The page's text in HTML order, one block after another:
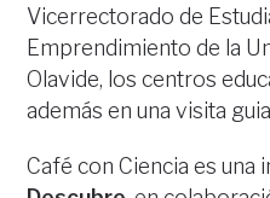
Vicerrectorado de
Emprendimiento de la
Olavide, los centros
además en una visita
Café con Ciencia es una